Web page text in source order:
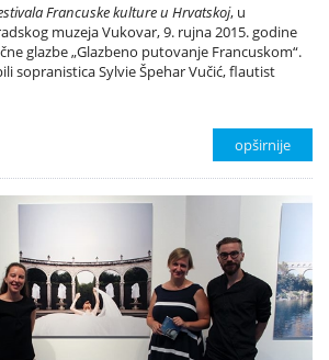
Francuske kulture u Hrvatskoj, u
muzeja Vukovar, 9. rujna 2015. godine
glazbe „Glazbeno putovanje Francuskom“.
sopranistica Sylvie Špehar Vučić, flautist
opširnije